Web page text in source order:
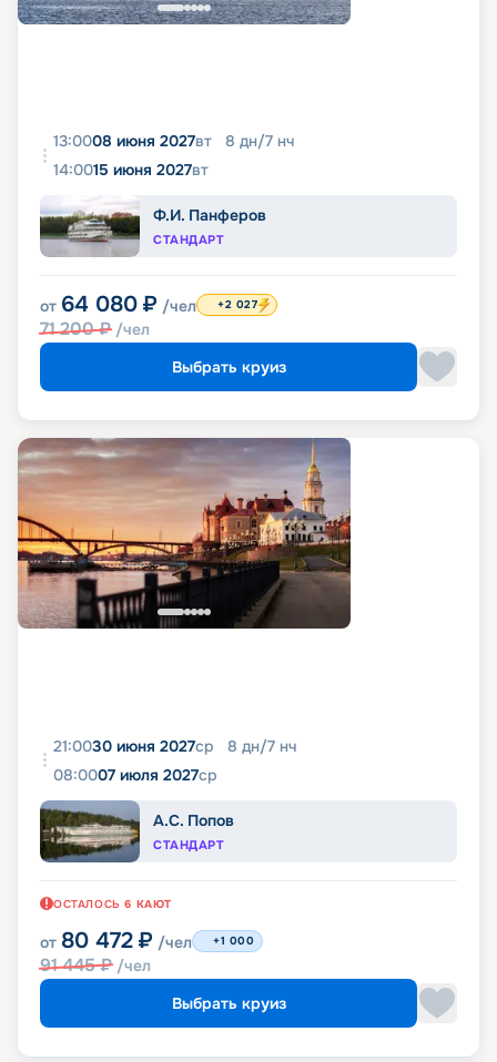
13:0008 июня 2027вт 8 дн/7 нч
14:0015 июня 2027вт
Ф.И. Панферов
СТАНДАРТ
от 64 080 ₽ /чел
71 200₽ /чел
+2 027
Выбрать круиз
21:0030 июня 2027ср 8 дн/7 нч
08:0007 июля 2027ср
А.С. Попов
СТАНДАРТ
ОСТАЛОСЬ 6 КАЮТ
от 80 472 ₽ /чел
91 445₽ /чел
+1 000
Выбрать круиз